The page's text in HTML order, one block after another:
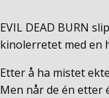
EVIL DEAD BURN
kinolerretet med en
Etter å ha mistet
Men når de én etter